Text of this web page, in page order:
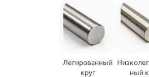
Легированный
круг
ный